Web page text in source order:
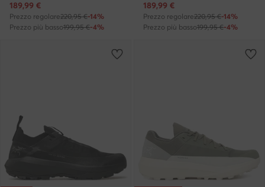
Prezzo attuale
189,99 €
Prezzo regolare220,95 €-14%
Prezzo più basso199,95 €-4%
Prezzo attuale
189,99 €
Prezzo regolare220,95 €-14%
Prezzo più basso199,95 €-4%